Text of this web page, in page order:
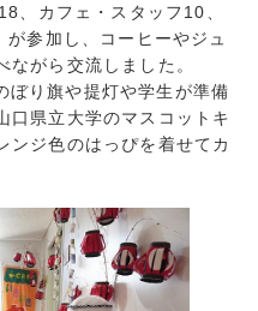
、カフェ・スタッフ10、
参加し、コーヒーやジュ
がら交流しました。
ぼり旗や提灯や学生が準備
口県立大学のマスコットキ
ンジ色のはっぴを着せてカ